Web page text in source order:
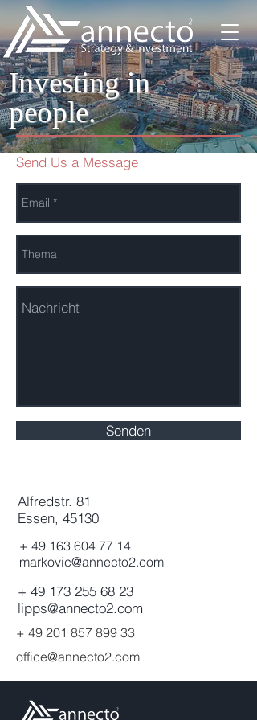
Investing in
people.
Send Us a Message
Senden
Alfredstr. 81
Essen, 45130
+ 49 163 604 77 14
markovic@annecto2.com
+ 49 173 255 68 23
lipps@annecto2.com
+ 49 201 857 899 33
office@annecto2.com
Hinterlasse uns eine Nachricht